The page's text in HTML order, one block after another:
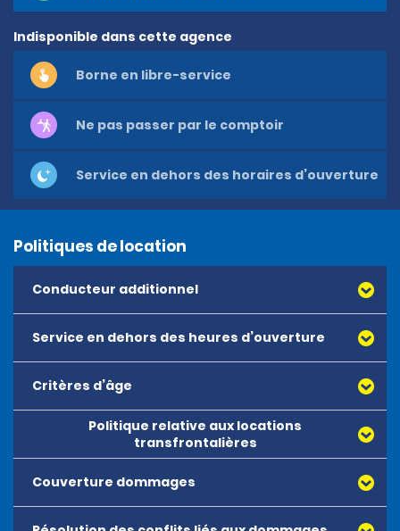
Indisponible dans cette agence
Borne en libre-service
Ne pas passer par le comptoir
Service en dehors des horaires d’ouverture
Politiques de location
Conducteur additionnel
Service en dehors des heures d’ouverture
Critères d’âge
Politique relative aux locations
transfrontalières
Couverture dommages